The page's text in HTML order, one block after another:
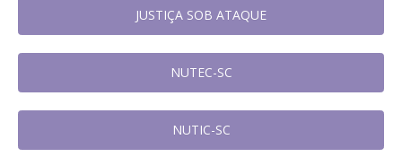
JUSTIÇA SOB ATAQUE
NUTEC-SC
NUTIC-SC